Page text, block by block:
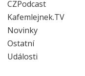
CZPodcast
Kafemlejnek.TV
Novinky
Ostatní
Události